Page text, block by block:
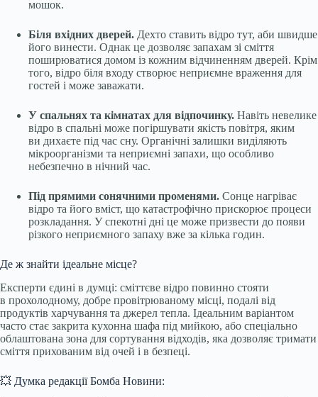
мошок.
Біля вхідних дверей. Дехто ставить відро тут, аби швидше
його винести. Однак це дозволяє запахам зі сміття
поширюватися домом із кожним відчиненням дверей. Крім
того, відро біля входу створює неприємне враження для
гостей і може заважати.
У спальнях та кімнатах для відпочинку. Навіть невелике
відро в спальні може погіршувати якість повітря, яким
ви дихаєте під час сну. Органічні залишки виділяють
мікроорганізми та неприємні запахи, що особливо
небезпечно в нічний час.
Під прямими сонячними променями. Сонце нагріває
відро та його вміст, що катастрофічно прискорює процеси
розкладання. У спекотні дні це може призвести до появи
різкого неприємного запаху вже за кілька годин.
Де ж знайти ідеальне місце?
Експерти єдині в думці: сміттєве відро повинно стояти
в прохолодному, добре провітрюваному місці, подалі від
продуктів харчування та джерел тепла. Ідеальним варіантом
часто стає закрита кухонна шафа під мийкою, або спеціально
облаштована зона для сортування відходів, яка дозволяє тримати
сміття прихованим від очей і в безпеці.
💥 Думка редакції Бомба Новини: